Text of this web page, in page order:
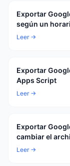
Exportar
según un
Leer →
Exportar
Apps Script
Leer →
Exportar
cambiar el
Leer →